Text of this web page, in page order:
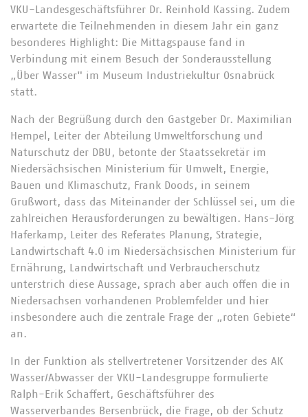
VKU-Landesgeschäftsführer Dr. Reinhold Kassing. Zudem
erwartete die Teilnehmenden in diesem Jahr ein ganz
besonderes Highlight: Die Mittagspause fand in
Verbindung mit einem Besuch der Sonderausstellung
„Über Wasser" im Museum Industriekultur Osnabrück
statt.
Nach der Begrüßung durch den Gastgeber Dr. Maximilian
Hempel, Leiter der Abteilung Umweltforschung und
Naturschutz der DBU, betonte der Staatssekretär im
Niedersächsischen Ministerium für Umwelt, Energie,
Bauen und Klimaschutz, Frank Doods, in seinem
Grußwort, dass das Miteinander der Schlüssel sei, um die
zahlreichen Herausforderungen zu bewältigen. Hans-Jörg
Haferkamp, Leiter des Referates Planung, Strategie,
Landwirtschaft 4.0 im Niedersächsischen Ministerium für
Ernährung, Landwirtschaft und Verbraucherschutz
unterstrich diese Aussage, sprach aber auch offen die in
Niedersachsen vorhandenen Problemfelder und hier
insbesondere auch die zentrale Frage der „roten Gebiete“
an.
In der Funktion als stellvertretener Vorsitzender des AK
Wasser/Abwasser der VKU-Landesgruppe formulierte
Ralph-Erik Schaffert, Geschäftsführer des
Wasserverbandes Bersenbrück, die Frage, ob der Schutz